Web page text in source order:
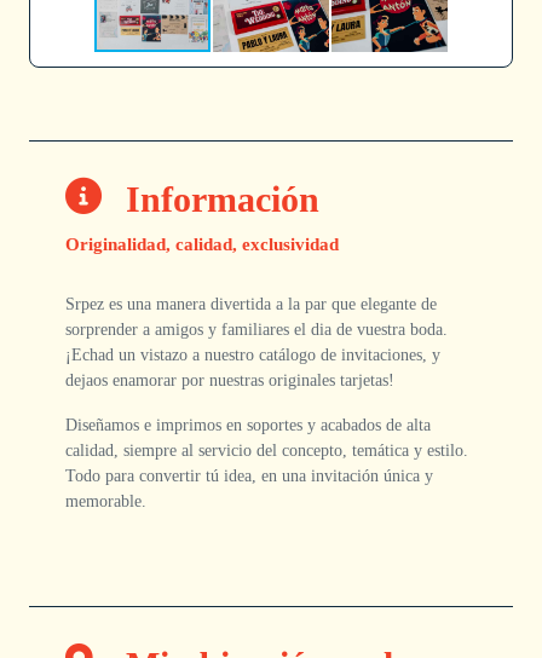
Información
Originalidad, calidad, exclusividad
Srpez es una manera divertida a la par que elegante de
sorprender a amigos y familiares el dia de vuestra boda.
¡Echad un vistazo a nuestro catálogo de invitaciones, y
dejaos enamorar por nuestras originales tarjetas!
Diseñamos e imprimos en soportes y acabados de alta
calidad, siempre al servicio del concepto, temática y estilo.
Todo para convertir tú idea, en una invitación única y
memorable.